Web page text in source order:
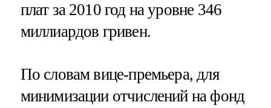
плат за 2010 год на уровне 346
миллиардов гривен.
По словам вице-премьера, для
минимизации отчислений на фонд